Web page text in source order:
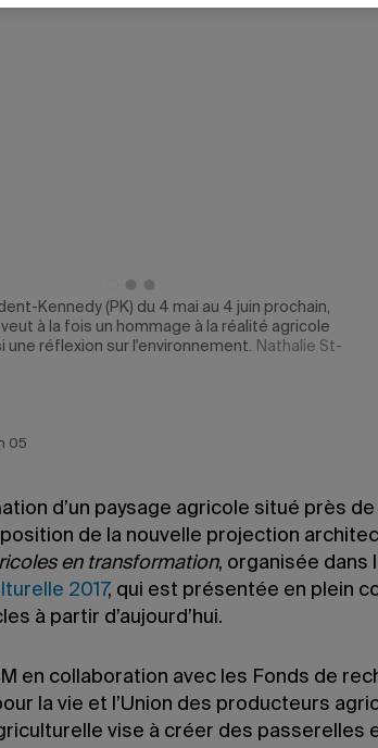
Kennedy (PK) du 4 mai au 4 juin prochain,
à la fois un hommage à la réalité agricole
une réflexion sur l'environnement. Nathalie St-
05
d’un paysage agricole situé près
de la nouvelle projection
en transformation, organisée dans
2017, qui est présentée en plein
à partir d’aujourd’hui.
en collaboration avec les Fonds de
la vie et l’Union des producteurs
vise à créer des passerelles